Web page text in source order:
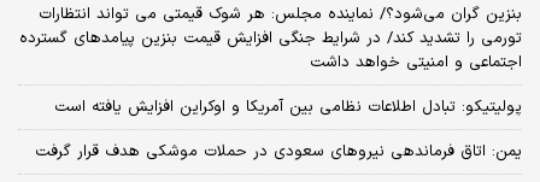
بنزین گران می‌شود؟/ نماینده مجلس: هر شوک قیمتی می تواند انتظارات
تورمی را تشدید کند/ در شرایط جنگی افزایش قیمت بنزین پیامدهای گسترده
اجتماعی و امنیتی خواهد داشت
پولیتیکو: تبادل اطلاعات نظامی بین آمریکا و اوکراین افزایش یافته است
یمن: اتاق فرماندهی نیروهای سعودی در حملات موشکی هدف قرار گرفت